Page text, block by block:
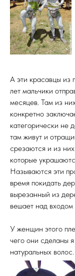
А эти красавцы из
лет мальчики
месяцев. Там из
конкретно
категорически не
там живут и
срезаются и из
которые
Называются эти
время покидать
вырезанный из
вешает над
У женщин этого
чего они сделаны
натуральных волос.